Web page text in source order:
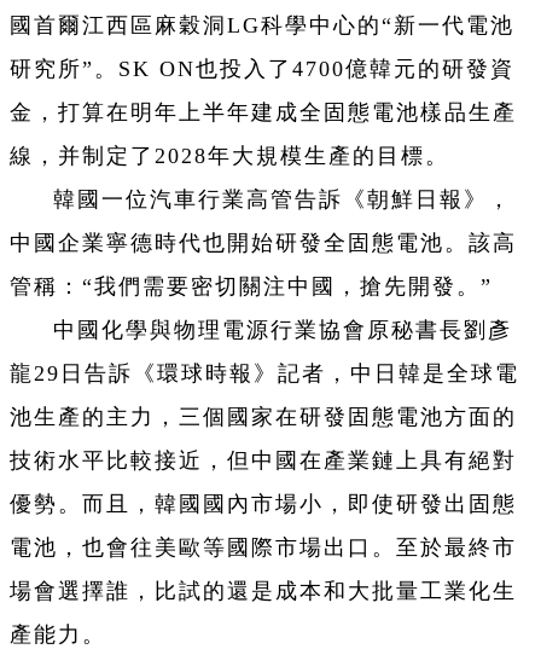
國首爾江西區麻穀洞LG科學中心的“新一代電池
研究所”。SK ON也投入了4700億韓元的研發資
金，打算在明年上半年建成全固態電池樣品生產
線，并制定了2028年大規模生產的目標。
韓國一位汽車行業高管告訴《朝鮮日報》，
中國企業寧德時代也開始研發全固態電池。該高
管稱：“我們需要密切關注中國，搶先開發。”
中國化學與物理電源行業協會原秘書長劉彥
龍29日告訴《環球時報》記者，中日韓是全球電
池生產的主力，三個國家在研發固態電池方面的
技術水平比較接近，但中國在產業鏈上具有絕對
優勢。而且，韓國國內市場小，即使研發出固態
電池，也會往美歐等國際市場出口。至於最終市
場會選擇誰，比試的還是成本和大批量工業化生
產能力。